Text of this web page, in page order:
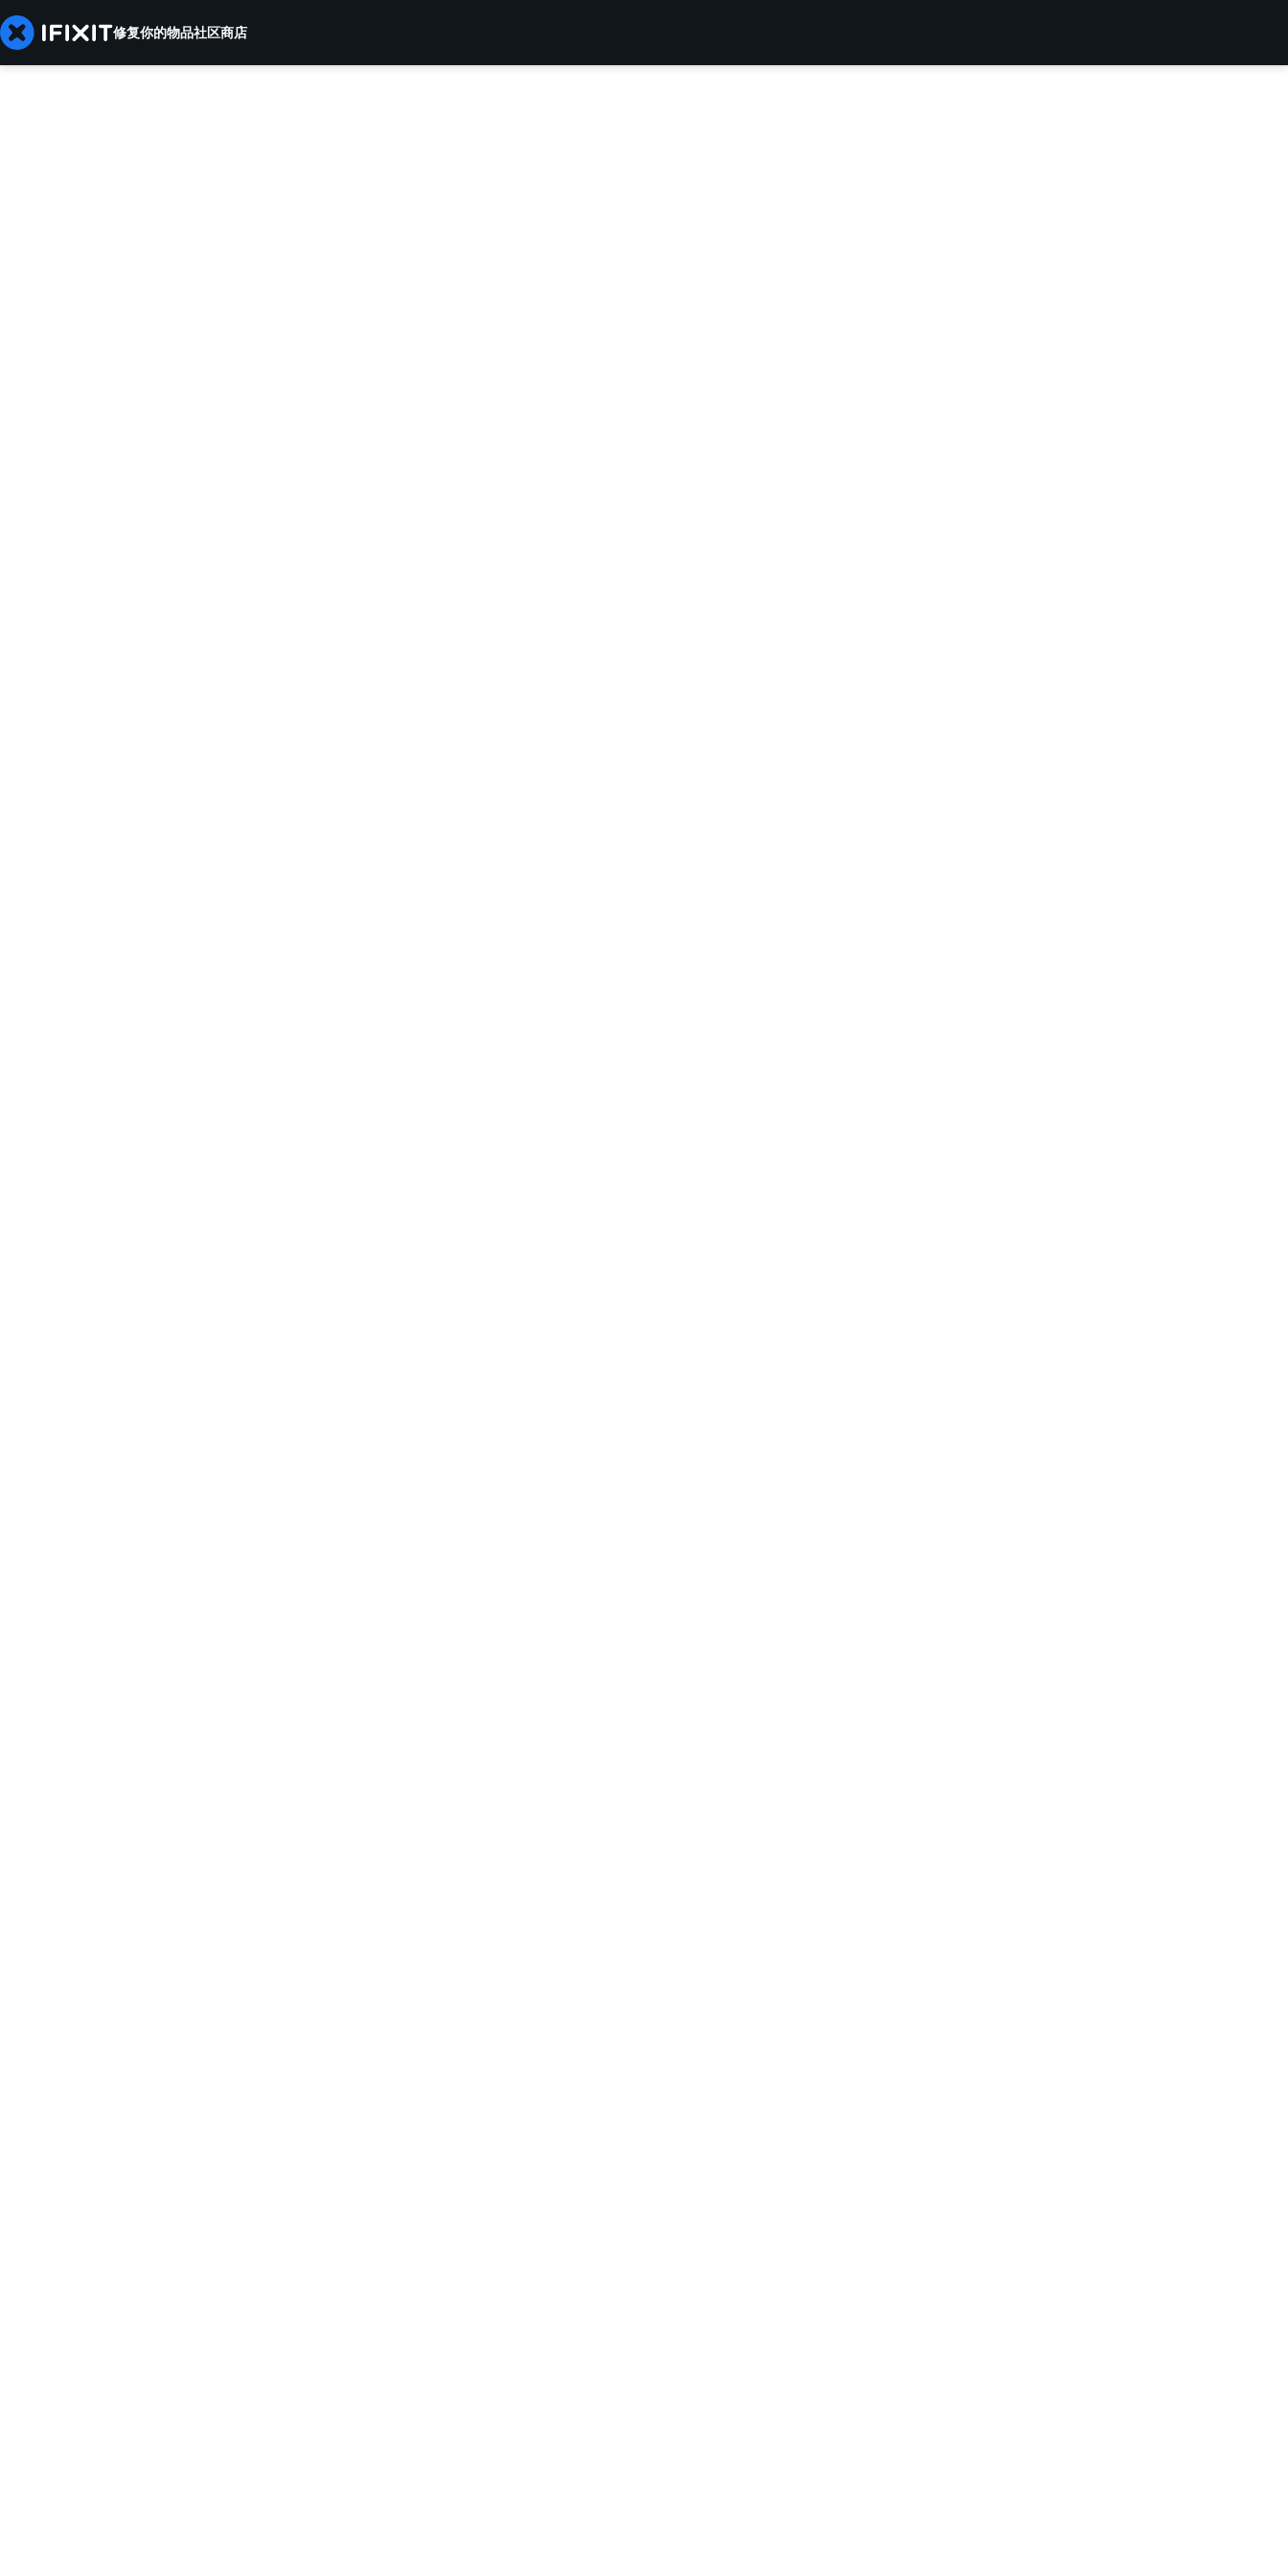
修复你的物品社区商店